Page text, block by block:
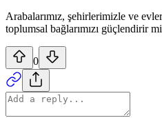
Arabalarımız, şehirlerimizle ve
toplumsal bağlarımızı güçlendirir
0